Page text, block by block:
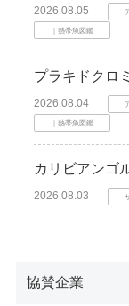
2026.08.05
｜熱帯魚図鑑
プラキドクロ
2026.08.04
｜熱帯魚図鑑
カリビアンゴ
2026.08.03
協賛企業